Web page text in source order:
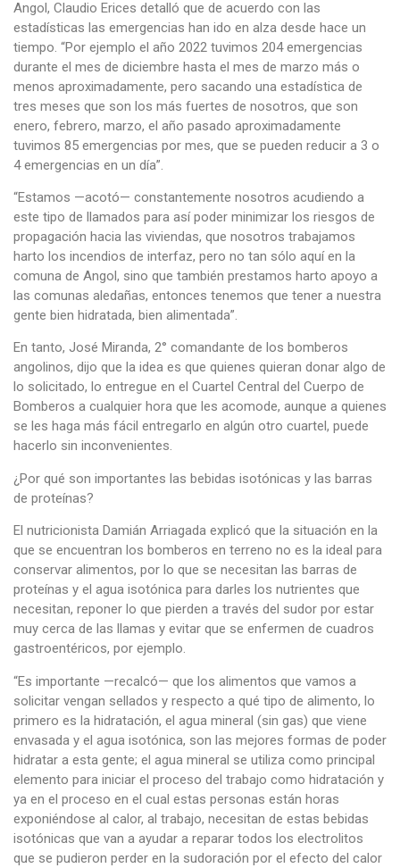
Angol, Claudio Erices detalló que de acuerdo con las
estadísticas las emergencias han ido en alza desde hace un
tiempo. “Por ejemplo el año 2022 tuvimos 204 emergencias
durante el mes de diciembre hasta el mes de marzo más o
menos aproximadamente, pero sacando una estadística de
tres meses que son los más fuertes de nosotros, que son
enero, febrero, marzo, el año pasado aproximadamente
tuvimos 85 emergencias por mes, que se pueden reducir a 3 o
4 emergencias en un día”.
“Estamos —acotó— constantemente nosotros acudiendo a
este tipo de llamados para así poder minimizar los riesgos de
propagación hacia las viviendas, que nosotros trabajamos
harto los incendios de interfaz, pero no tan sólo aquí en la
comuna de Angol, sino que también prestamos harto apoyo a
las comunas aledañas, entonces tenemos que tener a nuestra
gente bien hidratada, bien alimentada”.
En tanto, José Miranda, 2° comandante de los bomberos
angolinos, dijo que la idea es que quienes quieran donar algo de
lo solicitado, lo entregue en el Cuartel Central del Cuerpo de
Bomberos a cualquier hora que les acomode, aunque a quienes
se les haga más fácil entregarlo en algún otro cuartel, puede
hacerlo sin inconvenientes.
¿Por qué son importantes las bebidas isotónicas y las barras
de proteínas?
El nutricionista Damián Arriagada explicó que la situación en la
que se encuentran los bomberos en terreno no es la ideal para
conservar alimentos, por lo que se necesitan las barras de
proteínas y el agua isotónica para darles los nutrientes que
necesitan, reponer lo que pierden a través del sudor por estar
muy cerca de las llamas y evitar que se enfermen de cuadros
gastroentéricos, por ejemplo.
“Es importante —recalcó— que los alimentos que vamos a
solicitar vengan sellados y respecto a qué tipo de alimento, lo
primero es la hidratación, el agua mineral (sin gas) que viene
envasada y el agua isotónica, son las mejores formas de poder
hidratar a esta gente; el agua mineral se utiliza como principal
elemento para iniciar el proceso del trabajo como hidratación y
ya en el proceso en el cual estas personas están horas
exponiéndose al calor, al trabajo, necesitan de estas bebidas
isotónicas que van a ayudar a reparar todos los electrolitos
que se pudieron perder en la sudoración por el efecto del calor